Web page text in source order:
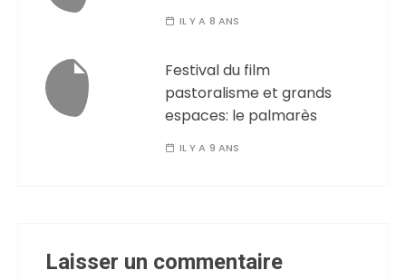
IL Y A 8 ANS
Festival du film
pastoralisme et grands
espaces: le palmarès
IL Y A 9 ANS
Laisser un commentaire